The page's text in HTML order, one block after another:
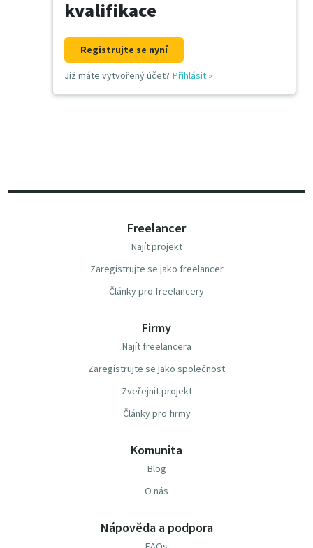
kvalifikace
Registrujte se nyní
Již máte vytvořený účet? Přihlásit»
Freelancer
Najít projekt
Zaregistrujte se jako freelancer
Články pro freelancery
Firmy
Najít freelancera
Zaregistrujte se jako společnost
Zveřejnit projekt
Články pro firmy
Komunita
Blog
O nás
Nápověda a podpora